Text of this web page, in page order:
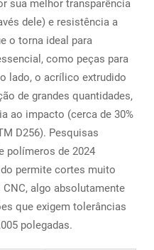
sua melhor transparência
dele) e resistência a
o torna ideal para
como peças para
lado, o acrílico extrudido
de grandes quantidades,
ao impacto (cerca de 30%
D256). Pesquisas
polímeros de 2024
permite cortes muito
algo absolutamente
que exigem tolerâncias
polegadas.